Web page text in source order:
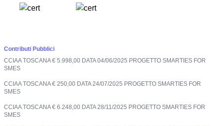
Contributi Pubblici
CCIAA TOSCANA € 5.998,00 DATA 04/06/2025 PROGETTO SMARTIES FOR
SMES
CCIAA TOSCANA € 250,00 DATA 24/07/2025 PROGETTO SMARTIES FOR
SMES
CCIAA TOSCANA € 6.248,00 DATA 28/11/2025 PROGETTO SMARTIES FOR
SMES